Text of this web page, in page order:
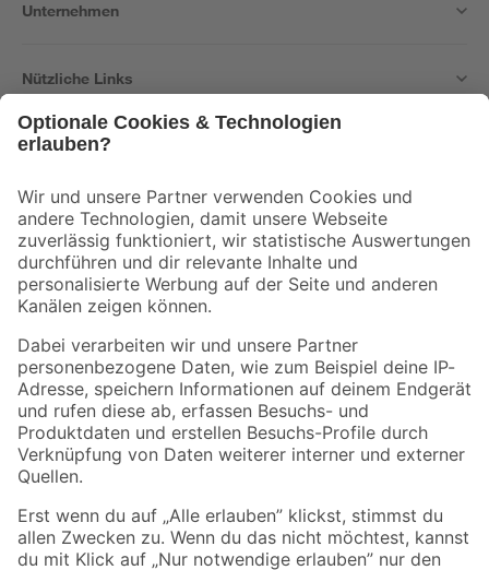
Unternehmen
Nützliche Links
Der toom Newsletter: Keine Angebote und Aktionen mehr verpassen!
Zur Newsletter Anmeldung
Folge uns
Zahlungsarten Versandarten
Sicher einkaufen